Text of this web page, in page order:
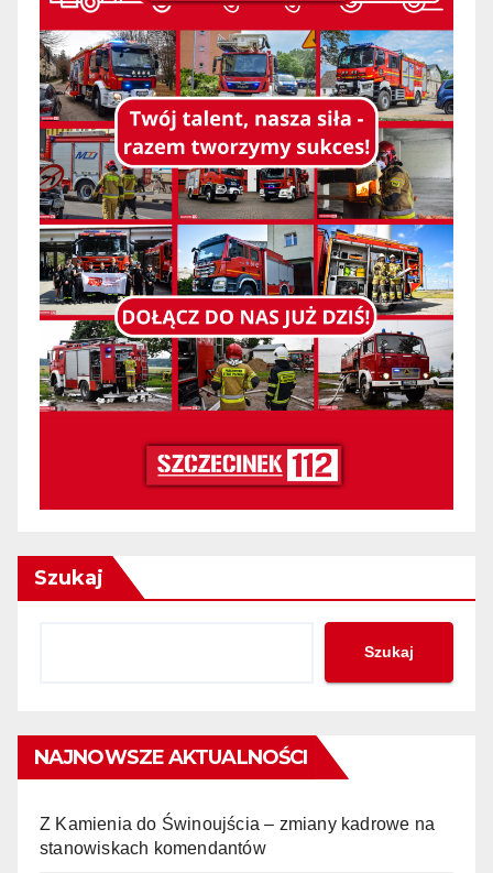
Szukaj
Szukaj
NAJNOWSZE AKTUALNOŚCI
Z Kamienia do Świnoujścia – zmiany kadrowe na
stanowiskach komendantów